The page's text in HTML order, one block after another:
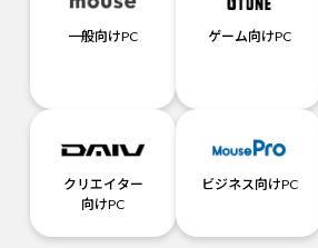
一般向けPC ゲーム向けPC
クリエイター
向けPC
ビジネス向けPC